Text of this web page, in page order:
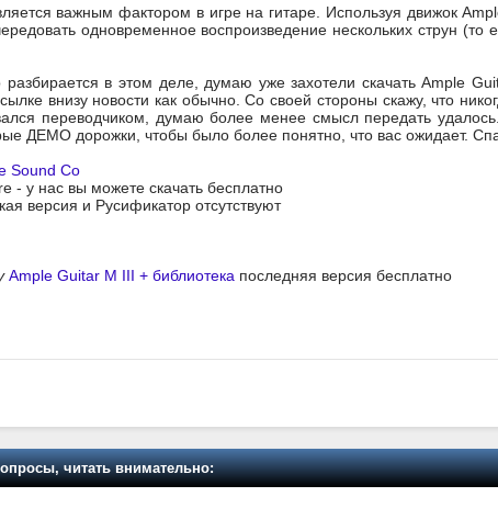
важным фактором в игре на гитаре. Используя движок
одновременное воспроизведение нескольких струн
в этом деле, думаю уже захотели скачать Ample
внизу новости как обычно. Со своей стороны скажу, что
переводчиком, думаю более менее смысл передать
ДЕМО дорожки, чтобы было более понятно, что вас ожидает.
Sound Co
- у нас вы можете скачать бесплатно
версия и Русификатор отсутствуют
Ample Guitar M III + библиотека последняя версия бесплатно
читать внимательно: